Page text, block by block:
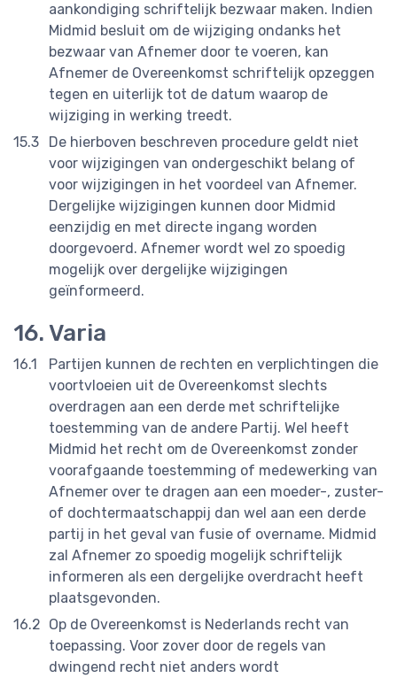
aankondiging schriftelijk bezwaar maken. Indien
Midmid besluit om de wijziging ondanks het
bezwaar van Afnemer door te voeren, kan
Afnemer de Overeenkomst schriftelijk opzeggen
tegen en uiterlijk tot de datum waarop de
wijziging in werking treedt.
De hierboven beschreven procedure geldt niet
voor wijzigingen van ondergeschikt belang of
voor wijzigingen in het voordeel van Afnemer.
Dergelijke wijzigingen kunnen door Midmid
eenzijdig en met directe ingang worden
doorgevoerd. Afnemer wordt wel zo spoedig
mogelijk over dergelijke wijzigingen
geïnformeerd.
Varia
Partijen kunnen de rechten en verplichtingen die
voortvloeien uit de Overeenkomst slechts
overdragen aan een derde met schriftelijke
toestemming van de andere Partij. Wel heeft
Midmid het recht om de Overeenkomst zonder
voorafgaande toestemming of medewerking van
Afnemer over te dragen aan een moeder-, zuster-
of dochtermaatschappij dan wel aan een derde
partij in het geval van fusie of overname. Midmid
zal Afnemer zo spoedig mogelijk schriftelijk
informeren als een dergelijke overdracht heeft
plaatsgevonden.
Op de Overeenkomst is Nederlands recht van
toepassing. Voor zover door de regels van
dwingend recht niet anders wordt